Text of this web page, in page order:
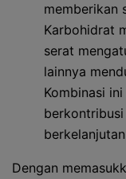
memberikan
Karbohidrat
serat
lainnya
Kombinasi
Dengan